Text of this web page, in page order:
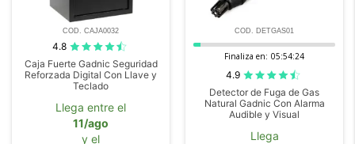
COD. CAJA0032
4.8
Caja Fuerte Gadnic Seguridad
Reforzada Digital Con Llave y
Teclado
Llega entre el
11/ago
y el
COD. DETGAS01
Finaliza en: 05:54:23
4.9
Detector de Fuga de Gas
Natural Gadnic Con Alarma
Audible y Visual
Llega